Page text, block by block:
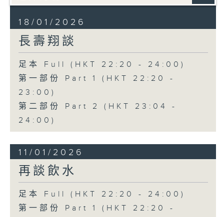
18/01/2026
長壽翔談
足本 Full (HKT 22:20 - 24:00)
第一部份 Part 1 (HKT 22:20 -
23:00)
第二部份 Part 2 (HKT 23:04 -
24:00)
11/01/2026
再談飲水
足本 Full (HKT 22:20 - 24:00)
第一部份 Part 1 (HKT 22:20 -